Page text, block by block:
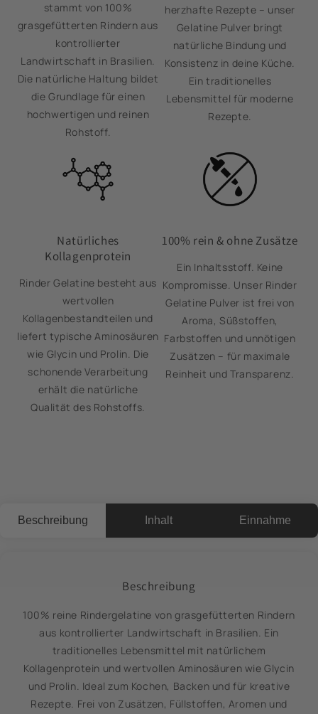
stammt von 100%
grasgefütterten Rindern aus
kontrollierter
Landwirtschaft in Brasilien.
Die natürliche Haltung bildet
die Grundlage für einen
hochwertigen und reinen
Rohstoff.
herzhafte Rezepte – unser
Gelatine Pulver bringt
natürliche Bindung und
Konsistenz in deine Küche.
Ein traditionelles
Lebensmittel für moderne
Rezepte.
Natürliches
Kollagenprotein
Rinder Gelatine besteht aus
wertvollen
Kollagenbestandteilen und
liefert typische Aminosäuren
wie Glycin und Prolin. Die
schonende Verarbeitung
erhält die natürliche
Qualität des Rohstoffs.
100% rein & ohne Zusätze
Ein Inhaltsstoff. Keine
Kompromisse. Unser Rinder
Gelatine Pulver ist frei von
Aroma, Süßstoffen,
Farbstoffen und unnötigen
Zusätzen – für maximale
Reinheit und Transparenz.
Beschreibung Inhalt Einnahme
Beschreibung
100% reine Rindergelatine von grasgefütterten Rindern
aus kontrollierter Landwirtschaft in Brasilien. Ein
traditionelles Lebensmittel mit natürlichem
Kollagenprotein und wertvollen Aminosäuren wie Glycin
und Prolin. Ideal zum Kochen, Backen und für kreative
Rezepte. Frei von Zusätzen, Füllstoffen, Aromen und